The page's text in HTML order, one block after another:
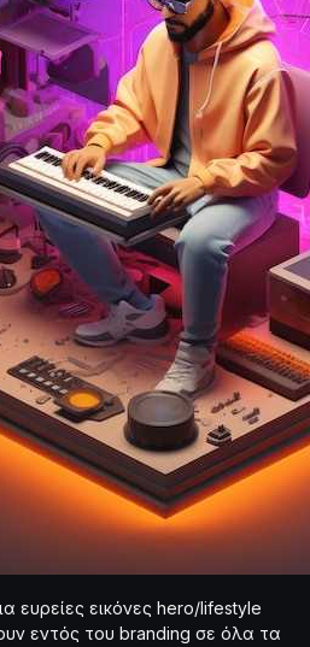
ευρείες εικόνες hero/lifestyle
εντός του branding σε όλα τα